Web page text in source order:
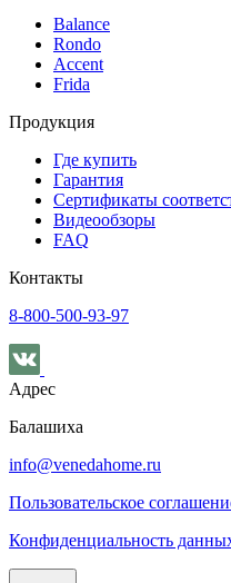
Balance
Rondo
Accent
Frida
Продукция
Где купить
Гарантия
Сертификаты
Видеообзоры
FAQ
Контакты
8-800-500-93-97
Адрес
Балашиха
info@venedahome.ru
Пользовательское
Конфиденциальность